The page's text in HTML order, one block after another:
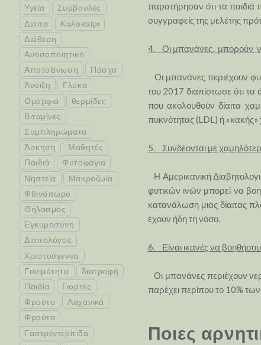
Υγεία
Συμβουλές
Δίαιτα
Καλοκαίρι
Διάθεση
Ανοσοποιητικό
Αποτοξίνωση
Πάσχα
Άνοιξη
Γλυκά
Ομορφιά
θερμίδες
Βιταμίνες
Συμπληρώματα
Άσκηση
Μαθητές
Παιδιά
Φυτοφαγία
Νηστεία
Μακροζωία
Φθινόπωρο
Θηλασμός
Εγκυμοσύνη
Διαιτολόγος
Χριστούγεννα
Γονιμότητα
διατροφή
Παιδία
Γιορτές
Φρούτο
Λαχανικά
Φρούτα
Γαστρεντερίτιδα
παρατήρησαν ότι τα
συγγραφείς της μελέτης
4. Οι μπανάνες, μπορούν
Οι μπανάνες περιέχουν
του 2017 διαπίστωσε ότι
που ακολουθούν δίαιτα
πυκνότητας (LDL) ή «κακής»
5. Συνδέονται με
Η Αμερικανική
φυτικών ινών μπορεί να
κατανάλωση μιας δίαιτας
έχουν ήδη τη νόσο.
6. Είναι ικανές να
Οι μπανάνες περιέχουν
παρέχει περίπου το 10%
Ποιες